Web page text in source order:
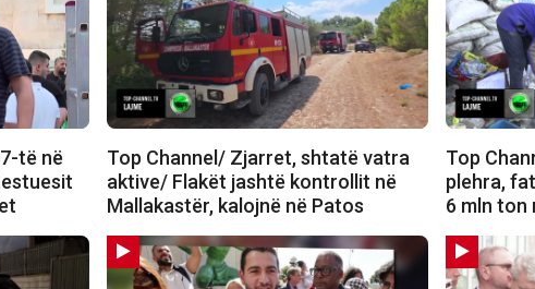
të në
Top Channel/ Zjarret, shtatë vatra
aktive/ Flakët jashtë kontrollit në
Mallakastër, kalojnë në Patos
Top
plehra,
6 mln ton